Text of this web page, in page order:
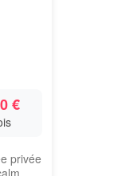
€
privée